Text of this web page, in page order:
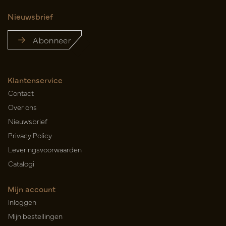
Nieuwsbrief
Abonneer
Klantenservice
Contact
Over ons
Nieuwsbrief
Privacy Policy
Leveringsvoorwaarden
Catalogi
Mijn account
Inloggen
Mijn bestellingen